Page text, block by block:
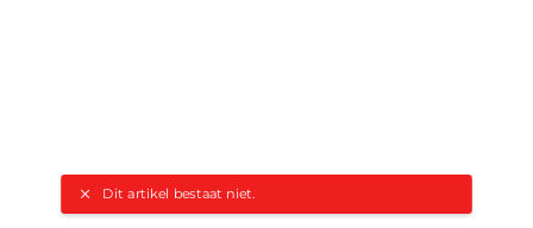
Dit artikel bestaat niet.